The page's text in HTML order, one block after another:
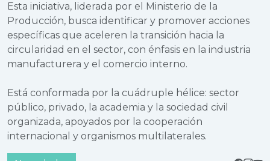
Esta iniciativa, liderada por el Ministerio de la
Producción, busca identificar y promover acciones
específicas que aceleren la transición hacia la
circularidad en el sector, con énfasis en la industria
manufacturera y el comercio interno.
Está conformada por la cuádruple hélice: sector
público, privado, la academia y la sociedad civil
organizada, apoyados por la cooperación
internacional y organismos multilaterales.